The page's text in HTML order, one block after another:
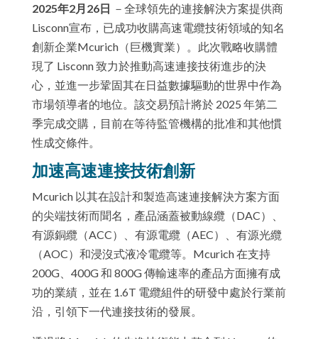
2025年2月26日 －全球領先的連接解決方案提供商
Lisconn宣布，已成功收購高速電纜技術領域的知名
創新企業Mcurich（巨機實業）。此次戰略收購體
現了 Lisconn 致力於推動高速連接技術進步的決
心，並進一步鞏固其在日益數據驅動的世界中作為
市場領導者的地位。該交易預計將於 2025 年第二
季完成交購，目前在等待監管機構的批准和其他慣
性成交條件。
加速高速連接技術創新
Mcurich 以其在設計和製造高速連接解決方案方面
的尖端技術而聞名，產品涵蓋被動線纜（DAC）、
有源銅纜（ACC）、有源電纜（AEC）、有源光纜
（AOC）和浸沒式液冷電纜等。Mcurich 在支持
200G、400G 和 800G 傳輸速率的產品方面擁有成
功的業績，並在 1.6T 電纜組件的研發中處於行業前
沿，引領下一代連接技術的發展。